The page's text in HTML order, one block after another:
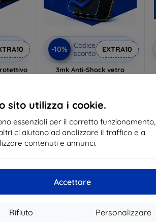
sito utilizza i cookie.
essenziali per il corretto funzionamento,
ci aiutano ad analizzare il traffico e a
contenuti e annunci.
Accettare
Personalizzare
Rifiuto
-10%
Codice
sconto
EXTRA10
3mk Anti-Shock vetro
protettivo
17,90 €
16,10 €
In magazzino > 5 pz